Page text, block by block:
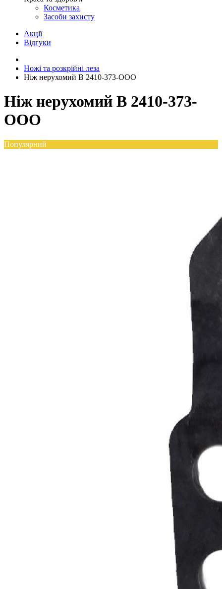
Косметика
Засоби захисту
Акції
Відгуки
Ножі та розкрійні леза
Ніж нерухомий B 2410-373-OOO
Ніж нерухомий B 2410-373-
OOO
Популярний